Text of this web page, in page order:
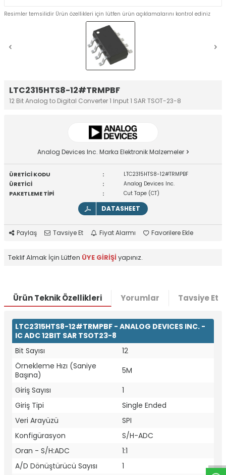
LTC2315HTS8-12#TRMPBF
12 Bit Analog to Digital Converter 1 Input 1 SAR TSOT-23-8
Resimler temsilidir Ürün özellikleri için lütfen ürün açıklamalarını kontrol ediniz
Analog Devices Inc. Marka Elektronik Malzemeler
ÜRETİCİ KODU : LTC2315HTS8-12#TRMPBF
ÜRETİCİ : Analog Devices Inc.
PAKETLEME TİPİ : Cut Tape (CT)
DATASHEET
Paylaş Tavsiye Et Fiyat Alarmı Favorilere Ekle
Teklif Almak İçin Lütfen ÜYE GİRİŞİ yapınız.
Ürün Teknik Özellikleri Yorumlar Tavsiye Et
LTC2315HTS8-12#TRMPBF - ANALOG DEVICES INC. -
IC ADC 12BIT SAR TSOT23-8
Bit Sayısı
12
Örnekleme Hızı (Saniye
Başına)
5M
Giriş Sayısı
1
Giriş Tipi
Single Ended
Veri Arayüzü
SPI
Konfigürasyon
S/H-ADC
Oran - S/H:ADC
1:1
A/D Dönüştürücü Sayısı
1